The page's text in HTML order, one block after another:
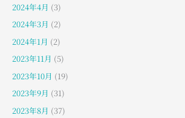
2024年4月 (3)
2024年3月 (2)
2024年1月 (2)
2023年11月 (5)
2023年10月 (19)
2023年9月 (31)
2023年8月 (37)